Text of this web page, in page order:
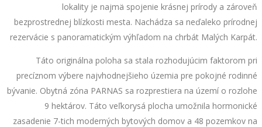
lokality je najmä spojenie krásnej prírody a zároveň
bezprostrednej blízkosti mesta. Nachádza sa neďaleko prírodnej
rezervácie s panoramatickým výhľadom na chrbát Malých Karpát.
Táto originálna poloha sa stala rozhodujúcim faktorom pri
precíznom výbere najvhodnejšieho územia pre pokojné rodinné
bývanie. Obytná zóna PARNAS sa rozprestiera na území o rozlohe
9 hektárov. Táto veľkorysá plocha umožnila hormonické
zasadenie 7-tich moderných bytových domov a 48 pozemkov na